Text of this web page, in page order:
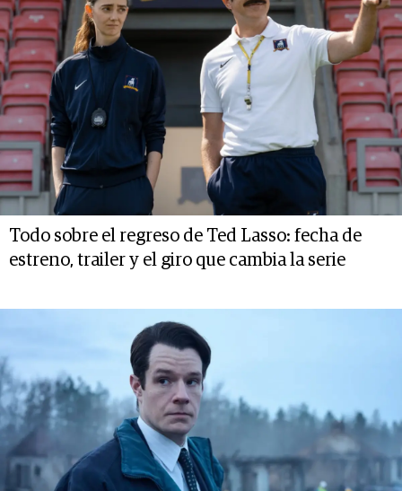
Todo sobre el regreso de Ted Lasso: fecha de
estreno, trailer y el giro que cambia la serie